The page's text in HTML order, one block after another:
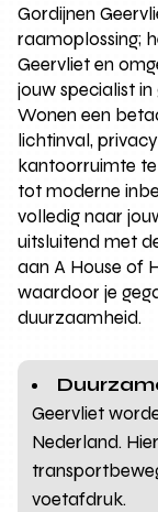
Gordijnen
raamoplossing;
Geervliet en
jouw specialist
Wonen een
lichtinval,
kantoorruimte te
tot moderne
volledig naar
uitsluitend met
aan A House of
waardoor je
duurzaamheid.
Geervliet
Nederland.
voetafdruk.